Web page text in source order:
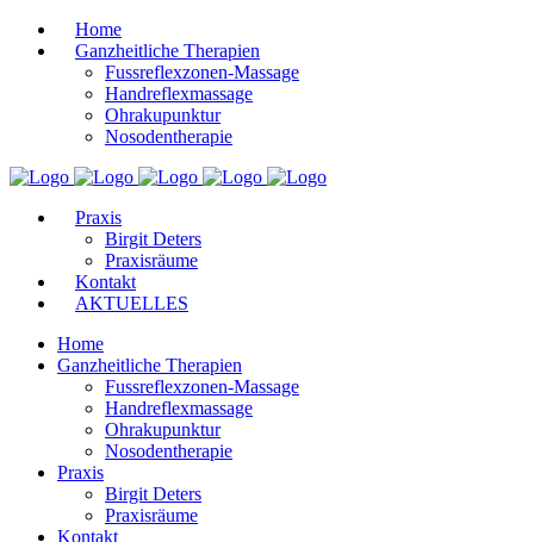
Home
Ganzheitliche Therapien
Fussreflexzonen-Massage
Handreflexmassage
Ohrakupunktur
Nosodentherapie
Praxis
Birgit Deters
Praxisräume
Kontakt
AKTUELLES
Home
Ganzheitliche Therapien
Fussreflexzonen-Massage
Handreflexmassage
Ohrakupunktur
Nosodentherapie
Praxis
Birgit Deters
Praxisräume
Kontakt